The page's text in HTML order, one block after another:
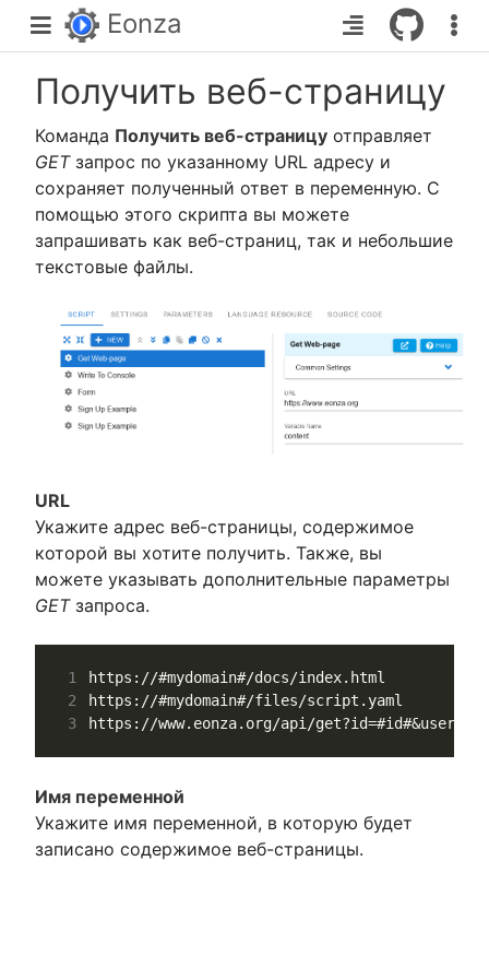
Eonza
Получить веб-страницу
Команда Получить веб-страницу отправляет
GETзапрос по указанному URL адресу и
сохраняет полученный ответ в переменную. С
помощью этого скрипта вы можете
запрашивать как веб-страниц, так и небольшие
текстовые файлы.
URL
Укажите адрес веб-страницы, содержимое
которой вы хотите получить. Также, вы
можете указывать дополнительные параметры
GETзапроса.
1
2
3
Имя переменной
Укажите имя переменной, в которую будет
записано содержимое веб-страницы.